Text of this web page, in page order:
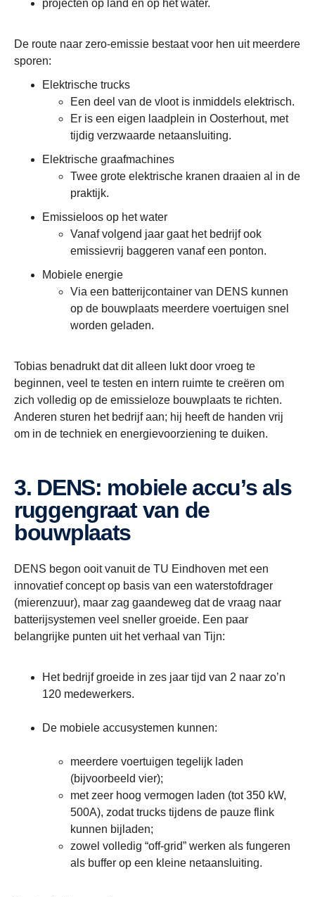
projecten op land én op het water.
De route naar zero-emissie bestaat voor hen uit meerdere
sporen:
Elektrische trucks
Een deel van de vloot is inmiddels elektrisch.
Er is een eigen laadplein in Oosterhout, met
tijdig verzwaarde netaansluiting.
Elektrische graafmachines
Twee grote elektrische kranen draaien al in de
praktijk.
Emissieloos op het water
Vanaf volgend jaar gaat het bedrijf ook
emissievrij baggeren vanaf een ponton.
Mobiele energie
Via een batterijcontainer van DENS kunnen
op de bouwplaats meerdere voertuigen snel
worden geladen.
Tobias benadrukt dat dit alleen lukt door vroeg te
beginnen, veel te testen en intern ruimte te creëren om
zich volledig op de emissieloze bouwplaats te richten.
Anderen sturen het bedrijf aan; hij heeft de handen vrij
om in de techniek en energievoorziening te duiken.
3. DENS: mobiele accu’s als
ruggengraat van de
bouwplaats
DENS begon ooit vanuit de TU Eindhoven met een
innovatief concept op basis van een waterstofdrager
(mierenzuur), maar zag gaandeweg dat de vraag naar
batterijsystemen veel sneller groeide. Een paar
belangrijke punten uit het verhaal van Tijn:
Het bedrijf groeide in zes jaar tijd van 2 naar zo’n
120 medewerkers.
De mobiele accusystemen kunnen:
meerdere voertuigen tegelijk laden
(bijvoorbeeld vier);
met zeer hoog vermogen laden (tot 350 kW,
500A), zodat trucks tijdens de pauze flink
kunnen bijladen;
zowel volledig “off-grid” werken als fungeren
als buffer op een kleine netaansluiting.